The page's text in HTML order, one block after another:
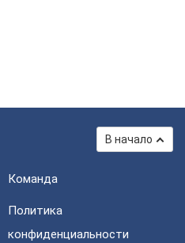
В начало
Команда
Политика
конфиденциальности